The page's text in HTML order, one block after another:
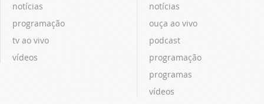
notícias
programação
tv ao vivo
vídeos
notícias
ouça ao vivo
podcast
programação
programas
vídeos